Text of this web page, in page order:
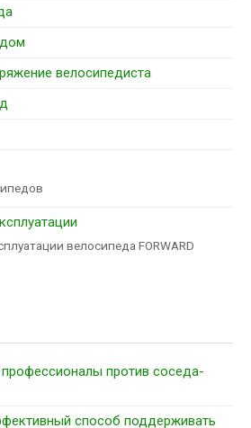
велосипедиста
велосипеда FORWARD
против соседа-
способ поддерживать